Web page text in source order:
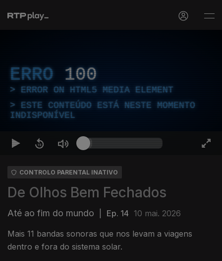
ERRO 100
ERROR ON HTML5 MEDIA ELEMENT
ESTE CONTEÚDO ESTÁ NESTE MOMENTO
INDISPONÍVEL
CONTROLO PARENTAL INATIVO
De Olhos Bem Fechados
Até ao fim do mundo Ep. 14 10 mai. 2026
Mais 11 bandas sonoras que nos levam a viagens
dentro e fora do sistema solar.